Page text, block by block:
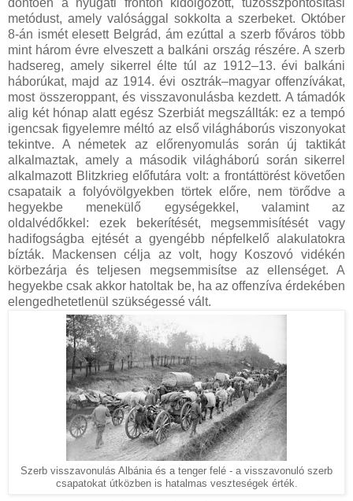
döntően a nyugati fronton kidolgozott, tűzösszpontosítási
metódust, amely valósággal sokkolta a szerbeket. Október
8-án ismét elesett Belgrád, ám ezúttal a szerb főváros több
mint három évre elveszett a balkáni ország részére. A szerb
hadsereg, amely sikerrel élte túl az 1912–13. évi balkáni
háborúkat, majd az 1914. évi osztrák–magyar offenzívákat,
most összeroppant, és visszavonulásba kezdett. A támadók
alig két hónap alatt egész Szerbiát megszállták: ez a tempó
igencsak figyelemre méltó az első világháborús viszonyokat
tekintve. A németek az előrenyomulás során új taktikát
alkalmaztak, amely a második világháború során sikerrel
alkalmazott Blitzkrieg előfutára volt: a frontáttörést követően
csapataik a folyóvölgyekben törtek előre, nem törődve a
hegyekbe menekülő egységekkel, valamint az
oldalvédőkkel: ezek bekerítését, megsemmisítését vagy
hadifogságba ejtését a gyengébb népfelkelő alakulatokra
bízták. Mackensen célja az volt, hogy Koszovó vidékén
körbezárja és teljesen megsemmisítse az ellenséget. A
hegyekbe csak akkor hatoltak be, ha az offenzíva érdekében
elengedhetetlenül szükségessé vált.
Szerb visszavonulás Albánia és a tenger felé - a visszavonuló szerb
csapatokat útközben is hatalmas veszteségek érték.